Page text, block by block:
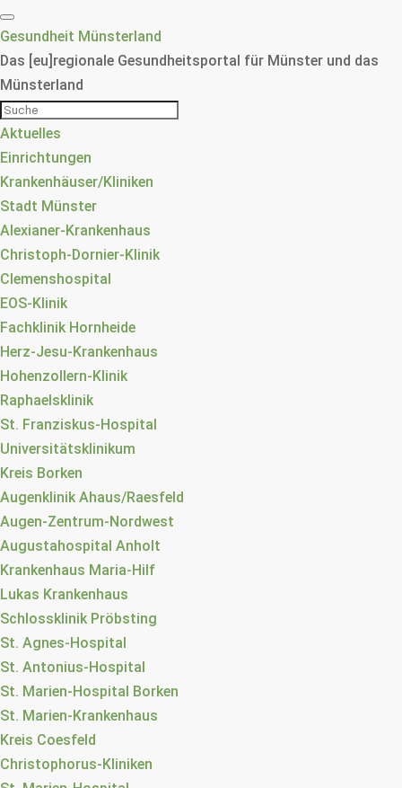
Gesundheit Münsterland
Das [eu]regionale Gesundheitsportal für Münster und das
Münsterland
Aktuelles
Einrichtungen
Krankenhäuser/Kliniken
Stadt Münster
Alexianer-Krankenhaus
Christoph-Dornier-Klinik
Clemenshospital
EOS-Klinik
Fachklinik Hornheide
Herz-Jesu-Krankenhaus
Hohenzollern-Klinik
Raphaelsklinik
St. Franziskus-Hospital
Universitätsklinikum
Kreis Borken
Augenklinik Ahaus/Raesfeld
Augen-Zentrum-Nordwest
Augustahospital Anholt
Krankenhaus Maria-Hilf
Lukas Krankenhaus
Schlossklinik Pröbsting
St. Agnes-Hospital
St. Antonius-Hospital
St. Marien-Hospital Borken
St. Marien-Krankenhaus
Kreis Coesfeld
Christophorus-Kliniken